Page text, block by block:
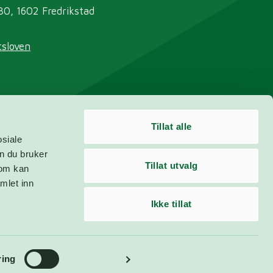
du bruker
kan
inn
Tillat alle
Tillat utvalg
Ikke tillat
1602 Fredrikstad